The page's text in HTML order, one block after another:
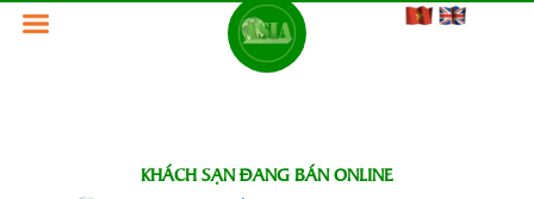
KHÁCH SẠN ĐANG BÁN ONLINE